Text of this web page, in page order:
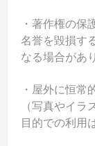
・著作権の
名誉を毀損す
なる場合があ
・屋外に恒常
（写真やイ
目的での利用